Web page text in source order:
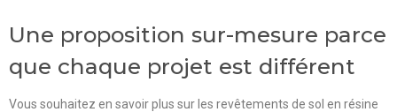
Une proposition sur-mesure parce
que chaque projet est différent
Vous souhaitez en savoir plus sur les revêtements de sol en résine